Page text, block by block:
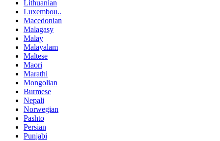
Lithuanian
Luxembou..
Macedonian
Malagasy
Malay
Malayalam
Maltese
Maori
Marathi
Mongolian
Burmese
Nepali
Norwegian
Pashto
Persian
Punjabi